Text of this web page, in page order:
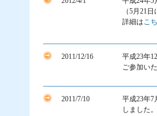
（5月21
詳細はこ
2011/12/16
平成23年
ご参加い
2011/7/10
平成23年7
しました